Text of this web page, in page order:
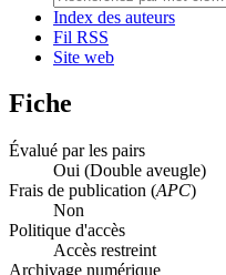
Index des auteurs
Fil RSS
Site web
Fiche
Évalué par les pairs
Oui (Double aveugle)
Frais de publication (APC)
Non
Politique d'accès
Accès restreint
Archivage numérique